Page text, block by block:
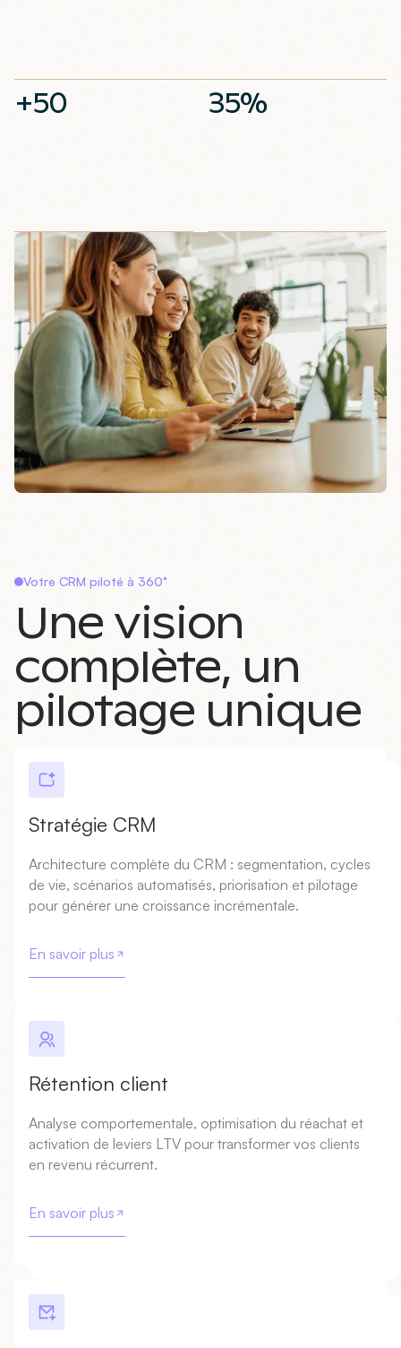
+50 35%
Votre CRM piloté à 360°
Une vision
complète, un
pilotage unique
Stratégie CRM
Architecture complète du CRM : segmentation, cycles
de vie, scénarios automatisés, priorisation et pilotage
pour générer une croissance incrémentale.
En savoir plus
Rétention client
Analyse comportementale, optimisation du réachat et
activation de leviers LTV pour transformer vos clients
en revenu récurrent.
En savoir plus